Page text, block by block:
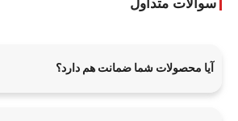
سوالات متداول
آیا محصولات شما ضمانت هم دارد؟